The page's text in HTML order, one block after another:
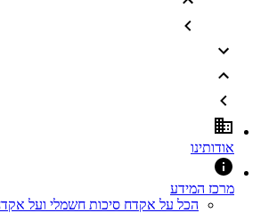
אודותינו
מרכז המידע
הכל על אקדח סיכות חשמלי ועל